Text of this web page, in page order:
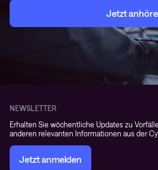
Jetzt
NEWSLETTER
Erhalten Sie wöchentliche Updates zu
anderen relevanten Informationen aus der
Jetzt anmelden